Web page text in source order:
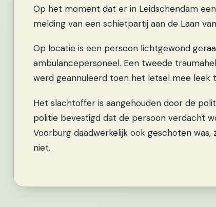
Op het moment dat er in Leidschendam
melding van een schietpartij aan de Laan
Op locatie is een persoon lichtgewond
ambulancepersoneel. Een tweede
werd geannuleerd toen het letsel mee leek
Het slachtoffer is aangehouden door de
politie bevestigd dat de persoon verdacht
Voorburg daadwerkelijk ook geschoten
niet.